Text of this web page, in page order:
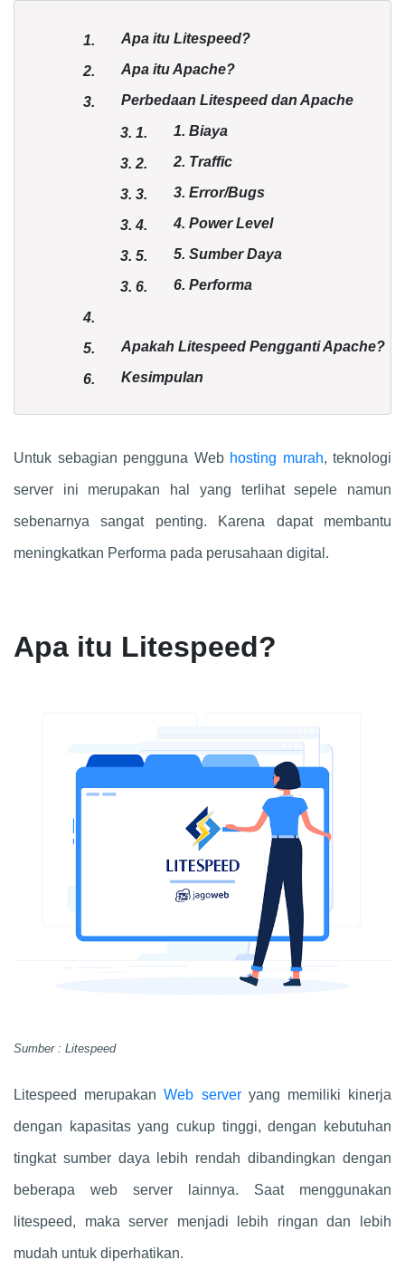
1. Apa itu Litespeed?
2. Apa itu Apache?
3. Perbedaan Litespeed dan Apache
3. 1. 1. Biaya
3. 2. 2. Traffic
3. 3. 3. Error/Bugs
3.4. 4. Power Level
3. 5. 5. Sumber Daya
3. 6. 6. Performa
4.
5.
Apakah Litespeed Pengganti Apache?
6. Kesimpulan
Untuk sebagian pengguna Webhosting murah, teknologi
server ini merupakan hal yang terlihat sepele namun
sebenarnya sangat penting. Karena dapat membantu
meningkatkan Performa pada perusahaan digital.
Apa itu Litespeed?
Sumber : Litespeed
Litespeed merupakanWeb serveryang memiliki kinerja
dengan kapasitas yang cukup tinggi, dengan kebutuhan
tingkat sumber daya lebih rendah dibandingkan dengan
beberapa web server lainnya. Saat menggunakan
litespeed, maka server menjadi lebih ringan dan lebih
mudah untuk diperhatikan.